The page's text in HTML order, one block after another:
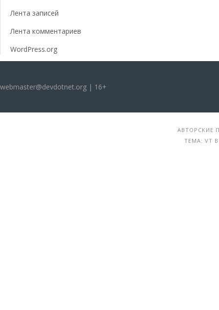
Лента записей
Лента комментариев
WordPress.org
webmaster@devdotnet.org | 16+
АВТОРСКИЕ
ТЕМА: VT